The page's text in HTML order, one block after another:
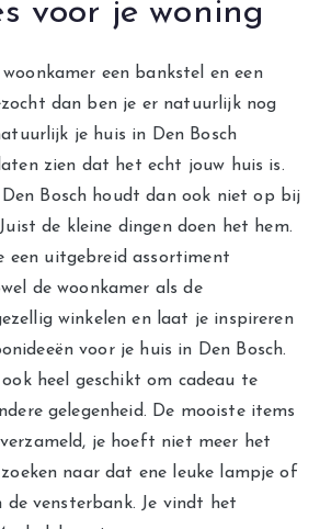
voor je woning
een bankstel en een
dan ben je er natuurlijk nog
je huis in Den Bosch
zien dat het echt jouw huis is.
Bosch houdt dan ook niet op bij
de kleine dingen doen het hem.
een uitgebreid assortiment
de woonkamer als de
winkelen en laat je inspireren
voor je huis in Den Bosch.
ook heel geschikt om cadeau te
gelegenheid. De mooiste items
je hoeft niet meer het
naar dat ene leuke lampje of
vensterbank. Je vindt het